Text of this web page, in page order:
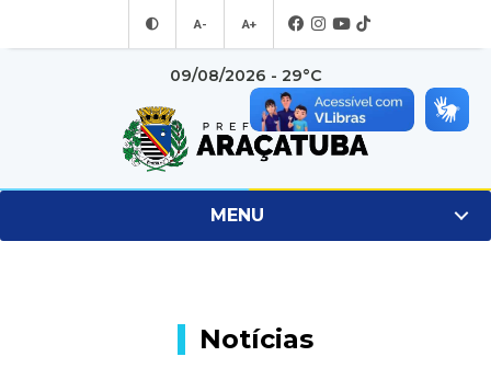
A- A+
09/08/2026 - 29°C
MENU
Notícias